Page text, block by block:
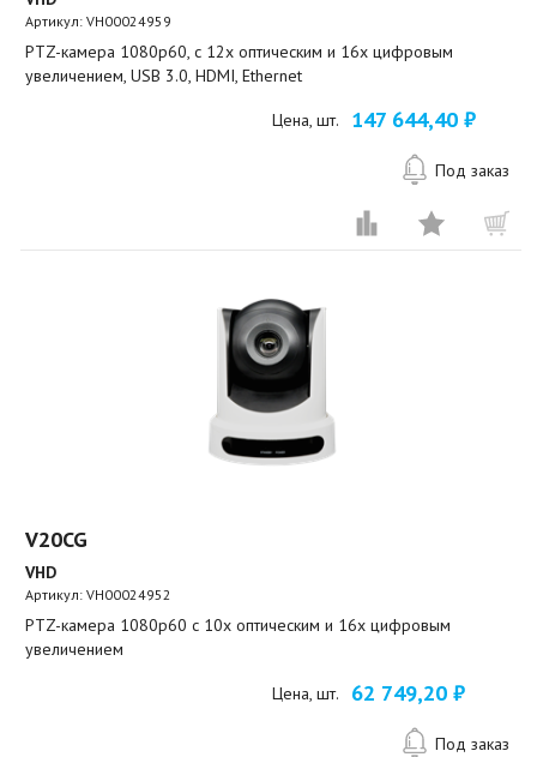
Артикул:VH00024959
PTZ-камера 1080p60, c 12х оптическим и 16х цифровым
увеличением, USB 3.0, HDMI, Ethernet
Цена, шт. 147 644,40 ₽
Под заказ
V20CG
VHD
Артикул:VH00024952
PTZ-камера 1080p60 c 10х оптическим и 16х цифровым
увеличением
Цена, шт. 62 749,20 ₽
Под заказ